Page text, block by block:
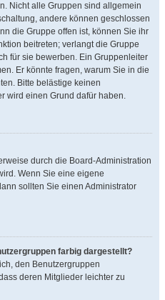
Nicht alle Gruppen sind allgemein
andere können geschlossen
die Gruppe offen ist, können Sie ihr
beitreten; verlangt die Gruppe
für sie bewerben. Ein Gruppenleiter
Er könnte fragen, warum Sie in die
Bitte belästige keinen
wird einen Grund dafür haben.
durch die Board-Administration
Wenn Sie eine eigene
sollten Sie einen Administrator
farbig dargestellt?
den Benutzergruppen
deren Mitglieder leichter zu